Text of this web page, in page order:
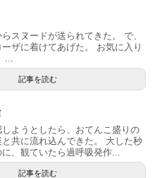
スヌードが送られてきた。 で、
ザに着けてあげた。 お気に入り
...
記事を読む
ようとしたら、おてんこ盛りの
共に流れ込んできた。 大した秒
、観ていたら過呼吸発作...
記事を読む